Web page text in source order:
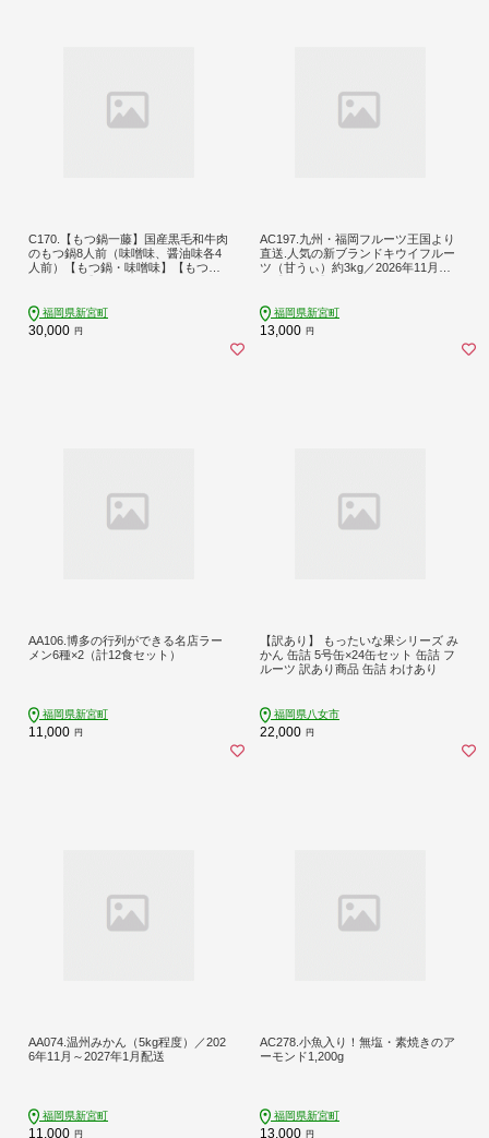
C170.【もつ鍋一藤】国産黒毛和牛肉
のもつ鍋8人前（味噌味、醤油味各4
人前）【もつ鍋・味噌味】【もつ
福岡県新宮町
30,000 円
AC197.九州・福岡フルーツ王国より
直送.人気の新ブランドキウイフルー
ツ（甘うぃ）約3kg／2026年11月配
福岡県新宮町
13,000 円
AA106.博多の行列ができる名店ラー
メン6種×2（計12食セット）
福岡県新宮町
11,000 円
【訳あり】 もったいな果シリーズ み
かん 缶詰 5号缶×24缶セット 缶詰 フ
ルーツ 訳あり商品 缶詰 わけあり
福岡県八女市
22,000 円
AA074.温州みかん（5kg程度）／202
6年11月～2027年1月配送
福岡県新宮町
11,000 円
AC278.小魚入り！無塩・素焼きのア
ーモンド1,200g
福岡県新宮町
13,000 円